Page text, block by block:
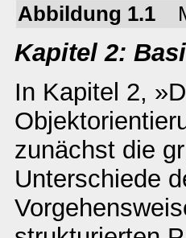
Abbildung 1.1
Kapitel 2:
In Kapitel 2,
zunächst die
Unterschiede